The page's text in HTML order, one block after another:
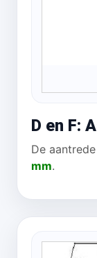
D en F:
De
mm.